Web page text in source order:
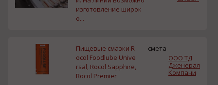
изготовление широк
о...
Пищевые смазки R
ocol Foodlube Unive
rsal, Rocol Sapphire,
Rocol Premier
смета
ООО ТД
Дженерал
Компани